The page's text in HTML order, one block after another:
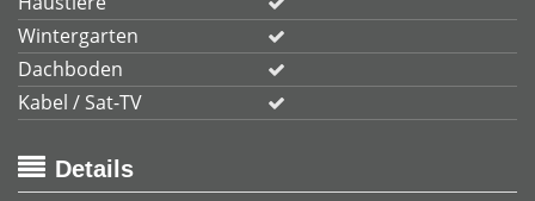
Wintergarten
Dachboden
Kabel / Sat-TV
Details